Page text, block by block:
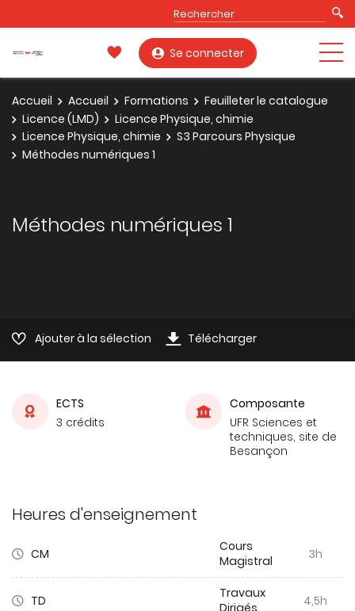
Se connecter
Accueil Accueil Formations
Feuilleter le catalogue
Licence (LMD)
Licence Physique, chimie
Licence Physique, chimie
S3 Parcours Physique
Méthodes numériques 1
Méthodes numériques 1
Ajouter à la sélection Télécharger
ECTS
3 crédits
Composante
UFR Sciences et
techniques, site de
Besançon
Heures d'enseignement
CM
Cours
Magistral
3h
TD
Travaux
Dirigés
4,5h